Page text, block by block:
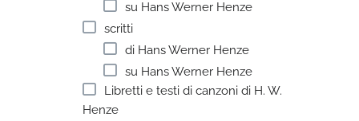
su Hans Werner Henze
scritti
di Hans Werner Henze
su Hans Werner Henze
Libretti e testi di canzoni di H. W.
Henze